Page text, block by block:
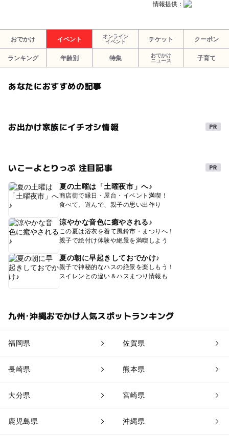
情報提供：
おでかけ イベント
オンライン
イベント
チケット クーポン
ランキング 年齢別 特集
おでかけ
ニュース
子育て
あなたにおすすめの記事
お出かけ家族にイチオシ情報
いこーよとりっぷ 注目記事
夏の土曜は「土曜夜市」へ♪
商店街で縁日・屋台・イベント満喫！
食べて、遊んで、親子の思い出作り
涼やかな音色に癒やされる♪
この夏は浴衣を着て風鈴市・まつりへ！
親子で絵付け体験や絶景を満喫しよう
夏の朝に早起きしておでかけ♪
親子で神秘的なハスの絶景を楽しもう！
スイレンとの違い＆ハスまつり情報も
九州･沖縄おでかけ人気スポットランキング
福岡県 佐賀県
長崎県 熊本県
大分県 宮崎県
鹿児島県 沖縄県